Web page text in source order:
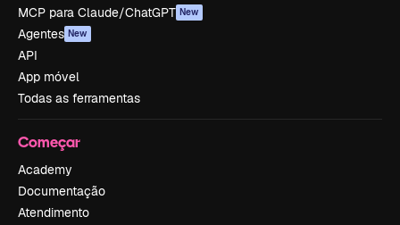
MCP para Claude/ChatGPT New
Agentes New
API
App móvel
Todas as ferramentas
Começar
Academy
Documentação
Atendimento